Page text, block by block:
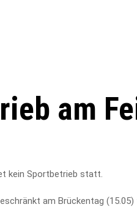
am
kein Sportbetrieb statt.
am Brückentag